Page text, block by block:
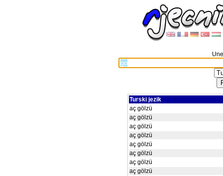
Turski jezik
aç gölzü
aç gölzü
aç gölzü
aç gölzü
aç gölzü
aç gölzü
aç gölzü
aç gölzü